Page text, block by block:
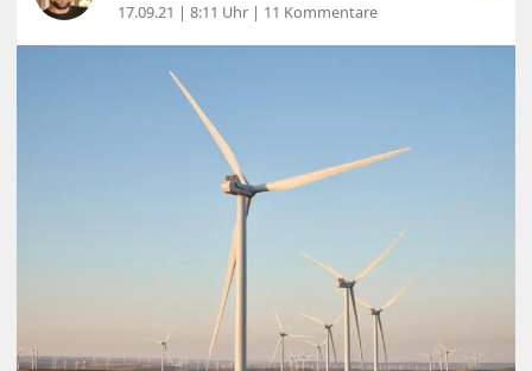
17.09.21 | 8:11 Uhr | 11 Kommentare